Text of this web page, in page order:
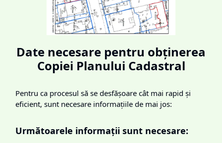
Date necesare pentru obținerea
Copiei Planului Cadastral
Pentru ca procesul să se desfășoare cât mai rapid și
eficient, sunt necesare informațiile de mai jos:
Următoarele informații sunt necesare: